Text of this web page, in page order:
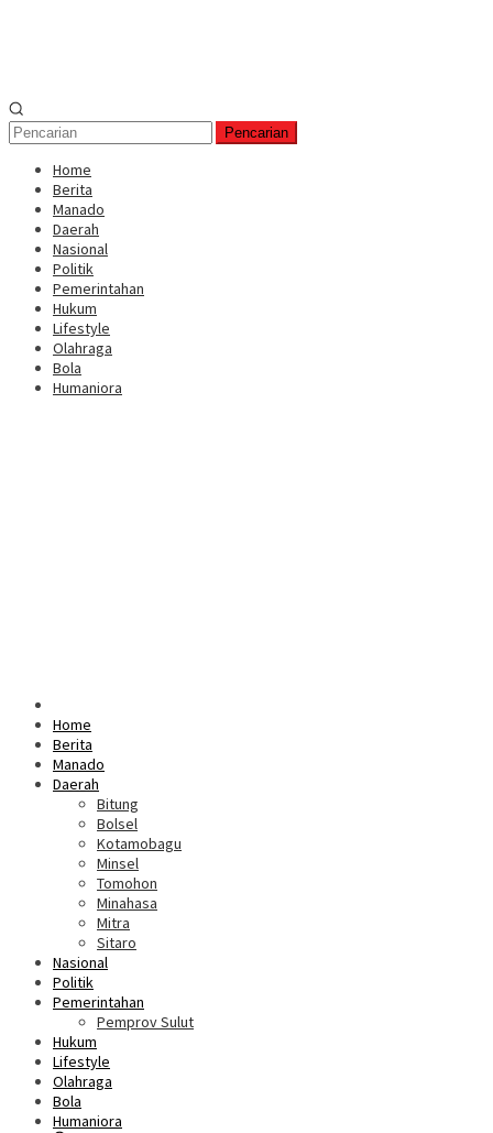
Pencarian
Home
Berita
Manado
Daerah
Nasional
Politik
Pemerintahan
Hukum
Lifestyle
Olahraga
Bola
Humaniora
Home
Berita
Manado
Daerah
Bitung
Bolsel
Kotamobagu
Minsel
Tomohon
Minahasa
Mitra
Sitaro
Nasional
Politik
Pemerintahan
Pemprov Sulut
Hukum
Lifestyle
Olahraga
Bola
Humaniora